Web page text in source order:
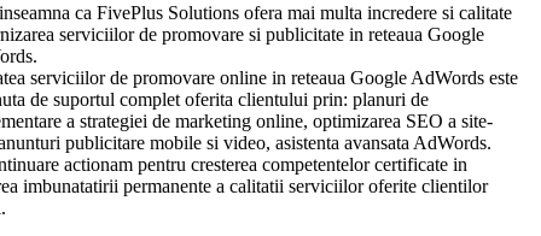
ca FivePlus Solutions ofera mai multa incredere si calitate
serviciilor de promovare si publicitate in reteaua Google
serviciilor de promovare online in reteaua Google AdWords este
de suportul complet oferita clientului prin: planuri de
a strategiei de marketing online, optimizarea SEO a site-
publicitare mobile si video, asistenta avansata AdWords.
actionam pentru cresterea competentelor certificate in
imbunatatirii permanente a calitatii serviciilor oferite clientilor